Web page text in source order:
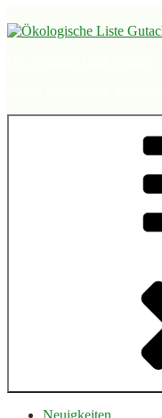
Inhalt
Neuigkeiten